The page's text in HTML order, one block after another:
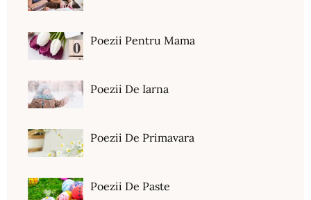
Poezii Pentru Mama
Poezii De Iarna
Poezii De Primavara
Poezii De Paste